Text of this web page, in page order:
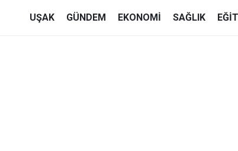
UŞAK GÜNDEM EKONOMI SAĞLIK